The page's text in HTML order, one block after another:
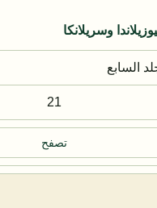
وسريلانكا
السابع
21
تصفح